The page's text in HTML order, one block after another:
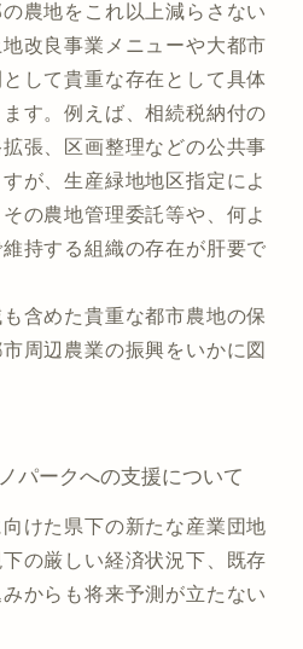
農地をこれ以上減らさない
改良事業メニューや大都市
して貴重な存在として具体
す。例えば、相続税納付の
張、区画整理などの公共事
が、生産緑地地区指定によ
の農地管理委託等や、何よ
持する組織の存在が肝要で
含めた貴重な都市農地の保
周辺農業の振興をいかに図
パークへの支援について
けた県下の新たな産業団地
の厳しい経済状況下、既存
からも将来予測が立たない